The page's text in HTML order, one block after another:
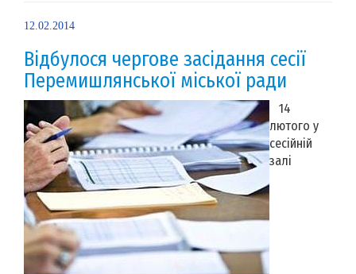
12.02.2014
Відбулося чергове засідання сесії
Перемишлянської міської ради
14
лютого у
сесійній
залі